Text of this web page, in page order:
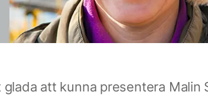
glada att kunna presentera Malin